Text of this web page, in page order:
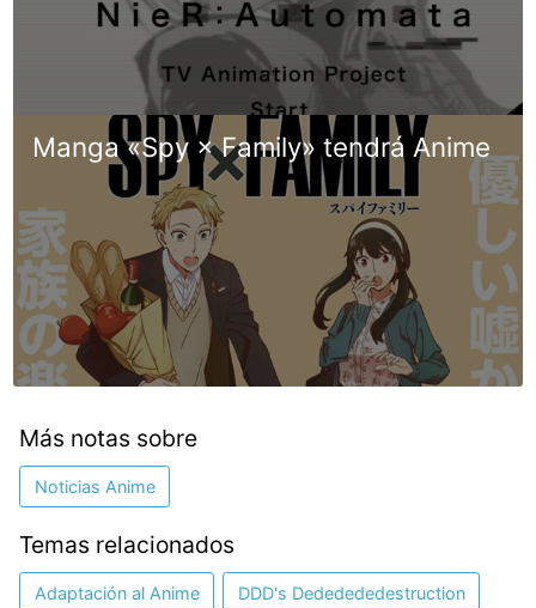
Manga «Spy × Family» tendrá Anime
Más notas sobre
Noticias Anime
Temas relacionados
Adaptación al Anime DDD's Dededededestruction